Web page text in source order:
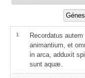
1
Recordatus
animantium, et
in arca, adduxit
sunt aquæ.